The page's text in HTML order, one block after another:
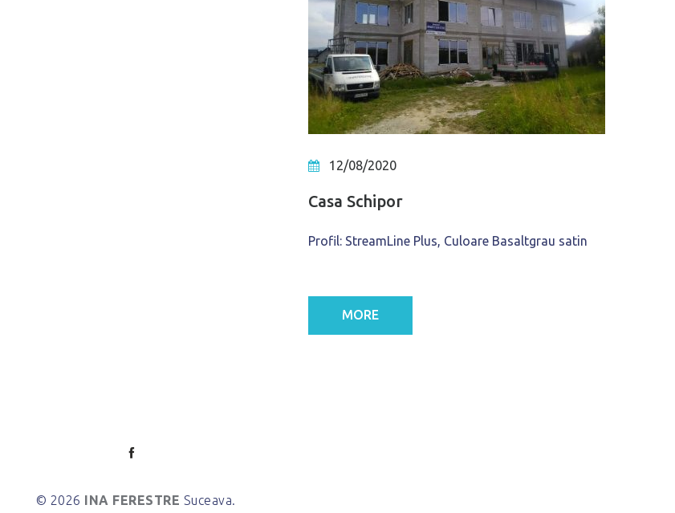
12/08/2020
Casa Schipor
Profil: StreamLine Plus, Culoare Basaltgrau satin
MORE
© 2026 INA FERESTRE Suceava.